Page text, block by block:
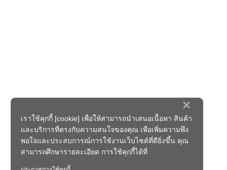
×
เราใช้คุกกี้ [cookie] เพื่อให้สามารถนำเสนอเนื้อหา สินค้า
และบริการที่ตรงกับความสนใจของคุณ เพื่อเพิ่มความพึง
พอใจและประสบการณ์การใช้งานเว็บไซต์ที่ดียิ่งขึ้น คุณ
สามารถศึกษารายละเอียด การใช้คุกกี้ได้ที่